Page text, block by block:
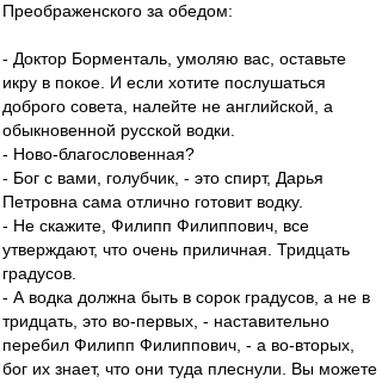
Преображенского за обедом:
- Доктор Борменталь, умоляю вас, оставьте
икру в покое. И если хотите послушаться
доброго совета, налейте не английской, а
обыкновенной русской водки.
- Ново-благословенная?
- Бог с вами, голубчик, - это спирт, Дарья
Петровна сама отлично готовит водку.
- Не скажите, Филипп Филиппович, все
утверждают, что очень приличная. Тридцать
градусов.
- А водка должна быть в сорок градусов, а не в
тридцать, это во-первых, - наставительно
перебил Филипп Филиппович, - а во-вторых,
бог их знает, что они туда плеснули. Вы можете